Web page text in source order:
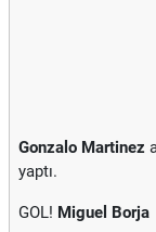
Gonzalo Martinez
yaptı.
GOL! Miguel Borja